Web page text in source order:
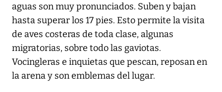
aguas son muy pronunciados. Suben y bajan
hasta superar los 17 pies. Esto permite la visita
de aves costeras de toda clase, algunas
migratorias, sobre todo las gaviotas.
Vocingleras e inquietas que pescan, reposan en
la arena y son emblemas del lugar.